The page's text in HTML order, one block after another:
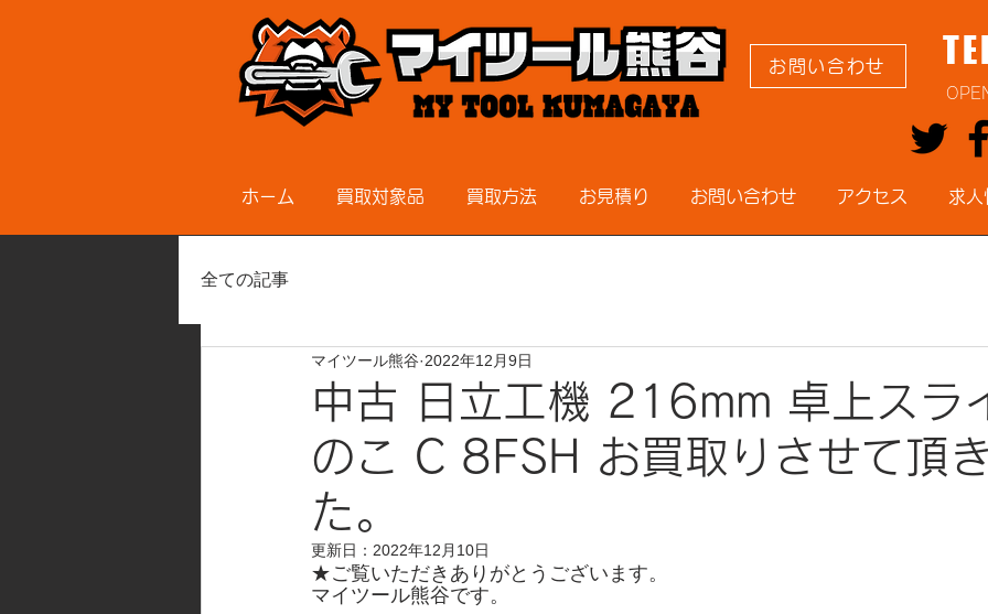
お問い合わせ
ホーム 買取対象品 買取方法 お見積り お問い合わせ アクセス 求人
全ての記事
中古 日立工機 216mm 卓上スラ
のこ C 8FSH お買取りさせて頂
た。
マイツール熊谷 2022年12月9日
更新日： 2022年12月10日
★ご覧いただきありがとうございます。
マイツール熊谷です。